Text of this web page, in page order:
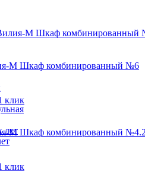
М Шкаф комбинированный
лет
М Шкаф комбинированный №6
клик
М Шкаф комбинированный
клик